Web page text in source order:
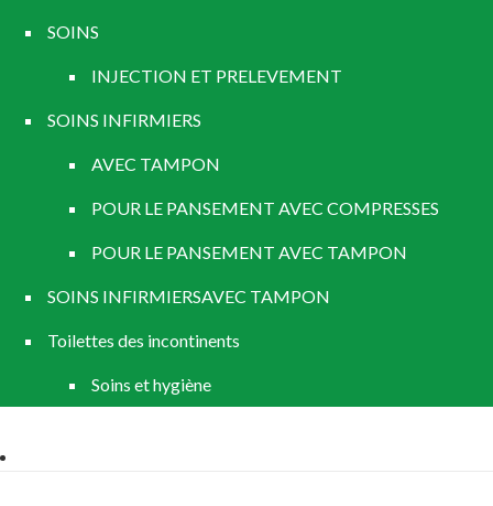
SOINS
INJECTION ET PRELEVEMENT
SOINS INFIRMIERS
AVEC TAMPON
POUR LE PANSEMENT AVEC COMPRESSES
POUR LE PANSEMENT AVEC TAMPON
SOINS INFIRMIERSAVEC TAMPON
Toilettes des incontinents
Soins et hygiène